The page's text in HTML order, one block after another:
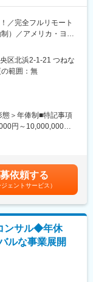
ーにも参加すること
の近くにお住まいで
子様がおられる方の
時間を調整できま
要はありますが、裁
はほとんどありませ
う働きやすい環境作
が可能です。また、
で9割以上の復職率を
生が整っています。
／完全フルリモート
）／アメリカ・ヨー
資料（CTDなど）の
ュメント作成業務
届（IND等）および
ンバーと連携しなが
区北浜2-1-21 つねな
範囲：無
＞年俸制■特記事項
円～10,000,000円
性があります。月給
依頼する
ジェントサービス）
ンサル◆年休
ルな事業展開